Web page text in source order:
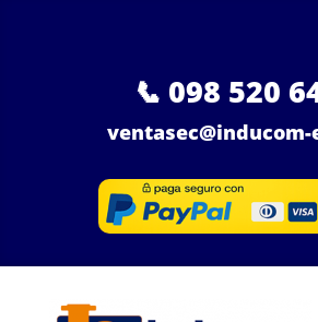
📞 098 520
ventasec@inducom-